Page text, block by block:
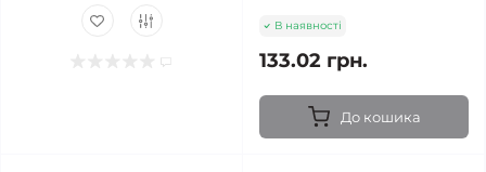
В наявності
133.02 грн.
До кошика